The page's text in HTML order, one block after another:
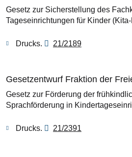
Gesetz zur Sicherstellung des
Tageseinrichtungen für Kinder
Drucks. 21/2189
Gesetzentwurf Fraktion der
Gesetz zur Förderung der
Sprachförderung in
Drucks. 21/2391